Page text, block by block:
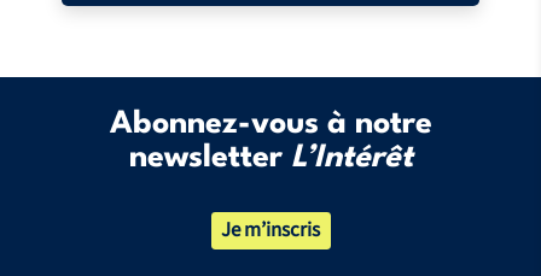
Abonnez-vous à notre
newsletter L’Intérêt
Je m’inscris